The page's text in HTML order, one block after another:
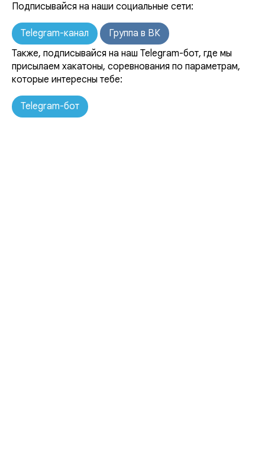
Подписывайся на наши социальные сети:
Telegram-канал
Группа в ВК
Также, подписывайся на наш Telegram-бот, где мы
присылаем хакатоны, соревнования по параметрам,
которые интересны тебе:
Telegram-бот